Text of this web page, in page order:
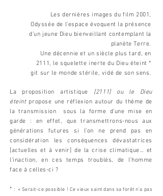
Les dernières images du film 2001,
Odyssée de l'espace évoquent la présence
d’un jeune Dieu bienveillant contemplant la
planète Terre.
Une décennie et un siècle plus tard, en
2111, le squelette inerte du Dieu éteint *
git sur le monde stérile, vidé de son sens.
La proposition artistique [2111] ou le Dieu
éteint propose une réflexion autour du thème de
la transmission sous la forme d’une mise en
garde : en effet, que transmettrons-nous aux
générations futures si l’on ne prend pas en
considération les conséquences dévastatrices
[actuelles et à venir] de la crise climatique… et
l’inaction, en ces temps troublés, de l’homme
face à celles-ci ?
*: « Serait-ce possible ! Ce vieux saint dans sa forêt n'a pas